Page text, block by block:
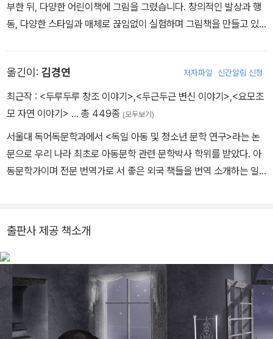
하늘을 날고 싶어 했던 아버지. 결국 아버지는 그 꿈을 이루지 못했다.
그러나 아버지의 꿈은 거기서 끝나지 않았다. 오랜 시간이 흐른 어느
이 자신의 아들에게 찾아온다면 아들은 어떻게 할지 궁금하다고…….
부한 뒤, 다양한 어린이책에 그림을 그렸습니다. 창의적인 발상과 행
동, 다양한 스타일과 매체로 끊임없이 실험하며 그림책을 만들고 있
습니다.
옮긴이: 김경연 저자파일 신간알림 신청
최근작 : <두루두루 창조 이야기>,<두근두근 변신 이야기>,<요모조
모 자연 이야기> … 총 449종 (모두보기)
서울대 독어독문학과에서 <독일 아동 및 청소년 문학 연구>라는 논
문으로 우리 나라 최초로 아동문학 관련 문학박사 학위를 받았다. 아
동문학가이며 전문 번역가로 서 좋은 외국 책들을 번역 소개하는 일
림동화집》(전10권) 《생각을 모으는 사람》 등이 있다.
출판사 제공 책소개